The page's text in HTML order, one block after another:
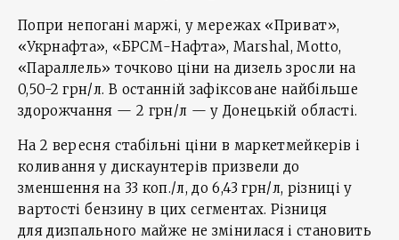
Попри непогані маржі, у мережах «Приват»,
«Укрнафта», «БРСМ-Нафта», Marshal, Motto,
«Параллель» точково ціни на дизель зросли на
0,50-2 грн/л. В останній зафіксоване найбільше
здорожчання — 2 грн/л — у Донецькій області.
На 2 вересня стабільні ціни в маркетмейкерів і
коливання у дискаунтерів призвели до
зменшення на 33 коп./л, до 6,43 грн/л, різниці у
вартості бензину в цих сегментах. Різниця
для дизпального майже не змінилася і становить